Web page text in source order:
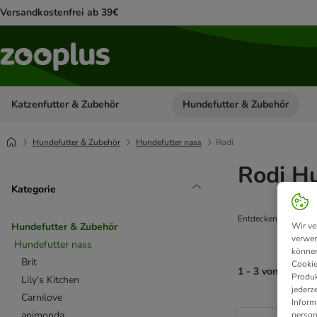
Versandkostenfrei ab 39€
Katzenfutter & Zubehör Kategorie-Menü öffnen:
Hundefutter & Zubehör
Hundefutter & Zubehör Hundefutter nass Rodi
Kategorie
Hundefutter & Zubehör
Hundefutter nass
Brit
Lily's Kitchen
Carnilove
Rodi
Entdecken Sie
1 - 3 von 3
product items
Wir